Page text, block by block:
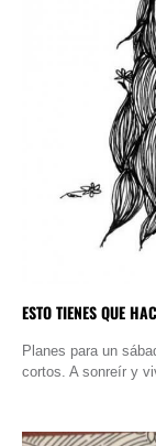
ESTO TIENES QUE
Planes para un
cortos. A sonreír y